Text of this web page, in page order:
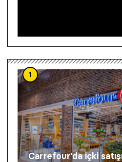
1
Carrefour’da içki